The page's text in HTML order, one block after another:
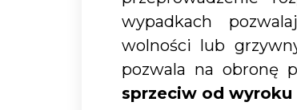
wypadkach
wolności lub
pozwala na obronę
sprzeciw od